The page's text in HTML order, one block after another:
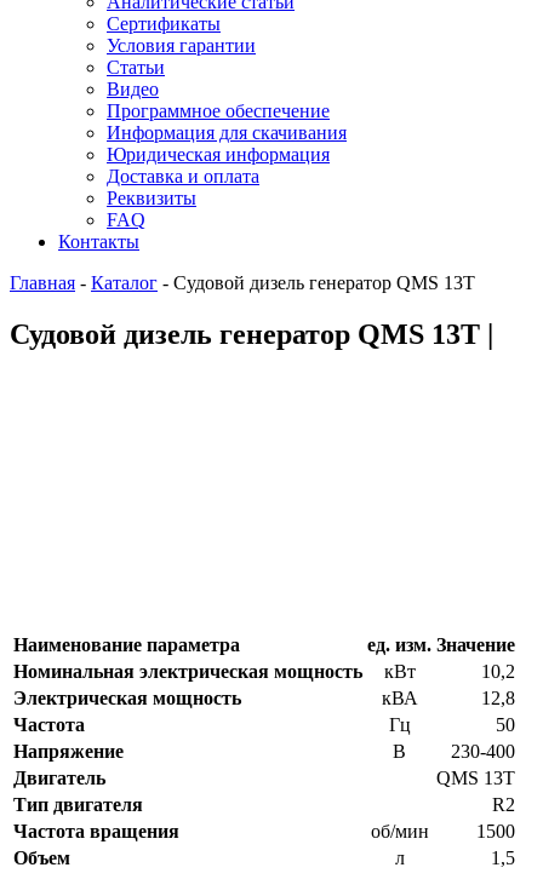
Сертификаты
Условия гарантии
Статьи
Видео
Программное обеспечение
Информация для скачивания
Юридическая информация
Доставка и оплата
Реквизиты
FAQ
Контакты
Главная - Каталог - Судовой дизель генератор QMS 13T
Судовой дизель генератор QMS 13T |
Наименование параметра ед. изм. Значение
Номинальная электрическая мощность
кВт
10,2
Электрическая мощность
кВА
12,8
Частота
Гц
50
Напряжение
В
230-400
Двигатель
QMS 13T
Тип двигателя
R2
Частота вращения
об/мин
1500
Объем
л 1,5